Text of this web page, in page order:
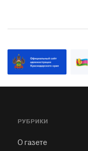
РУБРИКИ
О газете